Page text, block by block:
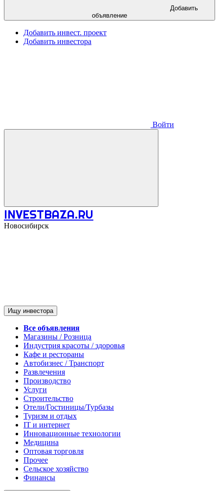
объявление
Добавить инвест. проект
Добавить инвестора
Войти
INVESTBAZA.RU
Новосибирск
Ищу инвестора
Все объявления
Магазины / Розница
Индустрия красоты / здоровья
Кафе и рестораны
Автобизнес / Транспорт
Развлечения
Производство
Услуги
Строительство
Отели/Гостиницы/Турбазы
Туризм и отдых
IT и интернет
Инновационные технологии
Медицина
Оптовая торговля
Прочее
Сельское хозяйство
Финансы